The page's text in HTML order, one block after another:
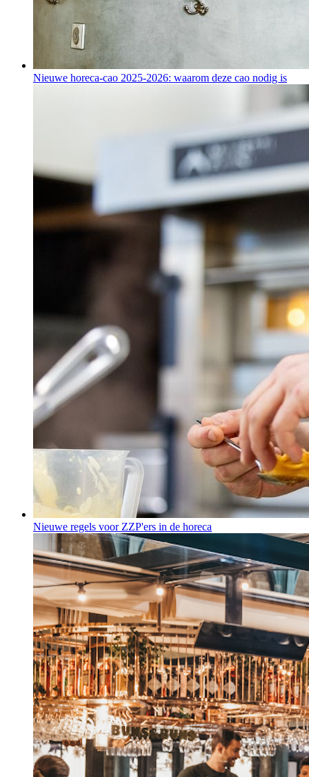
Nieuwe horeca-cao 2025-2026: waarom deze cao nodig is
Nieuwe regels voor ZZP'ers in de horeca